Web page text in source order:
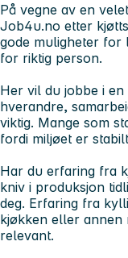
På vegne av en
Job4u.no etter
gode muligheter for
for riktig person.
Her vil du jobbe i
hverandre,
viktig. Mange som
fordi miljøet er
Har du erfaring fra
kniv i produksjon
deg. Erfaring fra
kjøkken eller
relevant.